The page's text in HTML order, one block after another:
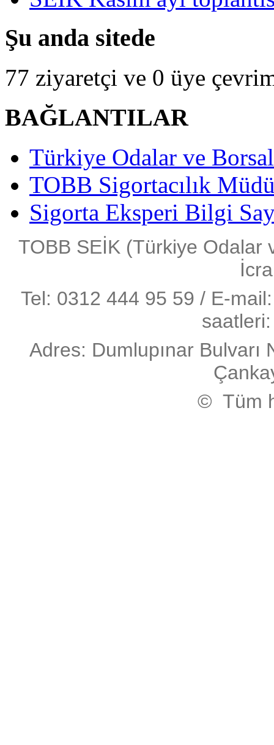
Şu anda sitede
77 ziyaretçi ve 0 üye
BAĞLANTILAR
Türkiye Odalar ve
TOBB Sigortacılık
Sigorta Eksperi Bilgi
TOBB SEİK (Türkiye Odalar
Tel: 0312 444 95 59 / E-
Adres: Dumlupınar
© Tüm